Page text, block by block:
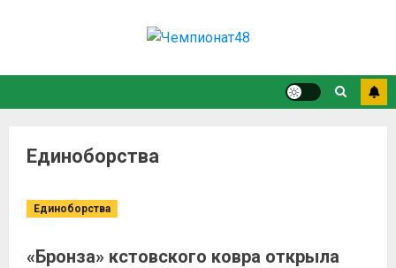
Единоборства
Единоборства
«Бронза» кстовского ковра открыла